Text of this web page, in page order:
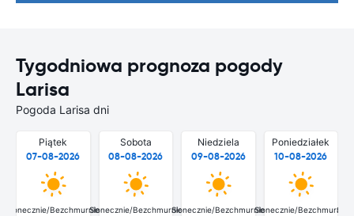
Tygodniowa prognoza pogody
Larisa
Pogoda Larisa dni
Piątek
07-08-2026
Słonecznie/Bezchmurnie
Sobota
08-08-2026
Słonecznie/Bezchmurnie
Niedziela
09-08-2026
Słonecznie/Bezchmurnie
Poniedziałek
10-08-2026
Słonecznie/Bezchmurnie